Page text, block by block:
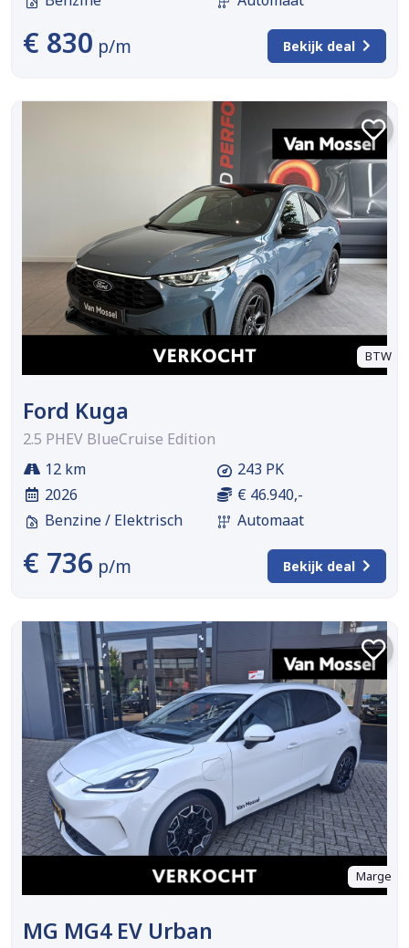
€ 830 p/m Bekijk deal
BTW
Ford Kuga
2.5 PHEV BlueCruise Edition
12 km
2026
Benzine / Elektrisch
243 PK
€ 46.940,-
Automaat
€ 736 p/m Bekijk deal
Marge
MG MG4 EV Urban